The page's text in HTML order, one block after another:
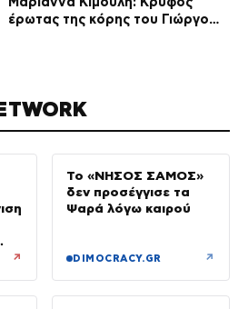
έρωτας της κόρης του Γιώργου,
↗
Το «ΝΗΣΟΣ ΣΑΜΟΣ»
δεν προσέγγισε τα
Ψαρά λόγω καιρού
DIMOCRACY.GR ↗